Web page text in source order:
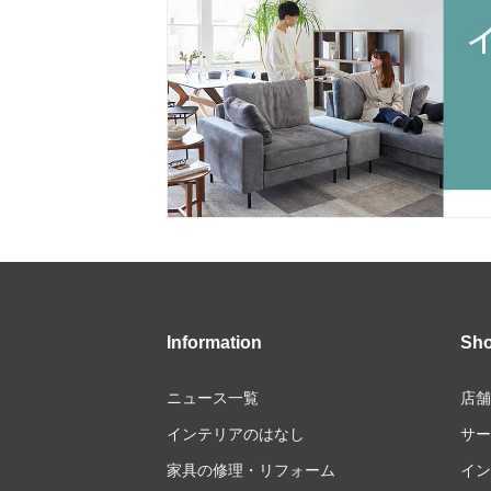
Information
ニュース一覧
インテリアのはなし
家具の修理・リフォーム
店
サ
イ